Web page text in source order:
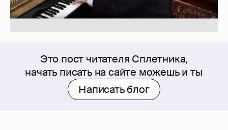
Это пост читателя Сплетника,
начать писать на сайте можешь и ты
Написать блог